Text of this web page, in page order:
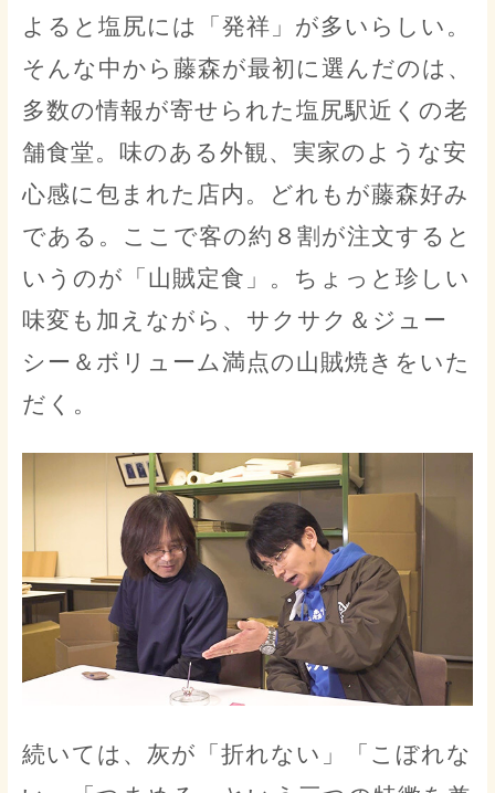
よると塩尻には「発祥」が多いらしい。
そんな中から藤森が最初に選んだのは、
多数の情報が寄せられた塩尻駅近くの老
舗食堂。味のある外観、実家のような安
心感に包まれた店内。どれもが藤森好み
である。ここで客の約８割が注文すると
いうのが「山賊定食」。ちょっと珍しい
味変も加えながら、サクサク＆ジュー
シー＆ボリューム満点の山賊焼きをいた
だく。
続いては、灰が「折れない」「こぼれな